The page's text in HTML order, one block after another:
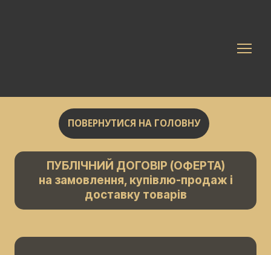
ПУБЛІЧНИЙ ДОГОВІР (ОФЕРТА)
на замовлення, купівлю-продаж і
доставку товарів
ПОВЕРНУТИСЯ НА ГОЛОВНУ